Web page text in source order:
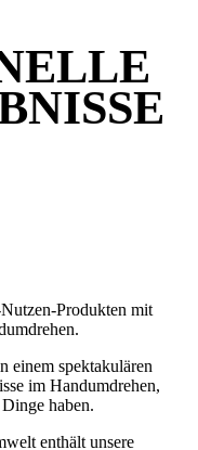
Produkten mit
einem spektakulären
im Handumdrehen,
haben.
enthält unsere